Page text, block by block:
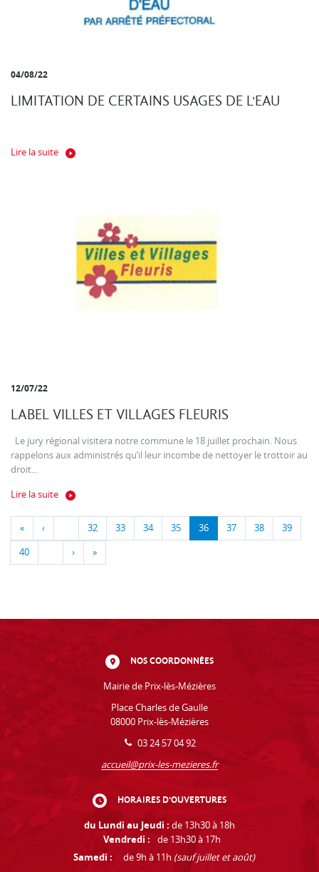
04/08/22
LIMITATION DE CERTAINS USAGES DE L'EAU
Lire la suite
12/07/22
LABEL VILLES ET VILLAGES FLEURIS
Le jury régional visitera notre commune le 18 juillet prochain. Nous
rappelons aux administrés qu’il leur incombe de nettoyer le trottoir au
droit...
Lire la suite
« ‹ … 32 33 34 35 36 37 38 39
40 … › »
NOS COORDONNÉES
Mairie de Prix-lès-Mézières
Place Charles de Gaulle
08000 Prix-lès-Mézières
03 24 57 04 92
accueil@prix-les-mezieres.fr
HORAIRES D'OUVERTURES
du Lundi au Jeudi : de 13h30 à 18h
Vendredi :
de 13h30 à 17h
Samedi :
de 9h à 11h (sauf juillet et août)